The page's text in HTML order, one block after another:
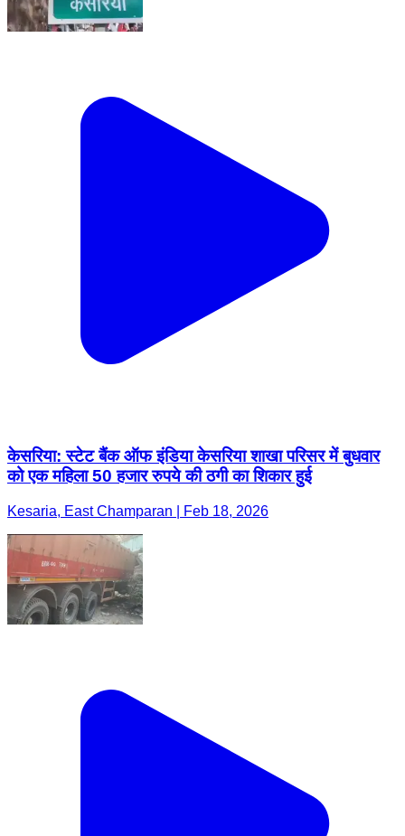
केसरिया: स्टेट बैंक ऑफ इंडिया केसरिया शाखा परिसर में बुधवार
को एक महिला 50 हजार रुपये की ठगी का शिकार हुई
Kesaria, East Champaran | Feb 18, 2026